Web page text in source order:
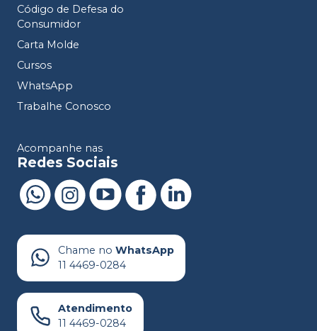
Código de Defesa do
Consumidor
Carta Molde
Cursos
WhatsApp
Trabalhe Conosco
Acompanhe nas
Redes Sociais
Chame no WhatsApp
11 4469-0284
Atendimento
11 4469-0284